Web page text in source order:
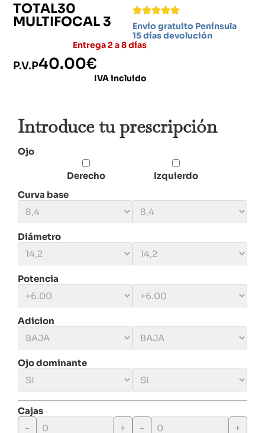
TOTAL30
MULTIFOCAL 3
Envío gratuito Península
15 días devolución
Entrega 2 a 8 días
P.V.P40.00€
IVA incluido
Introduce tu prescripción
Ojo
Derecho
Izquierdo
Curva base
Diámetro
Potencia
Adicion
Ojo dominante
Cajas
- + - +